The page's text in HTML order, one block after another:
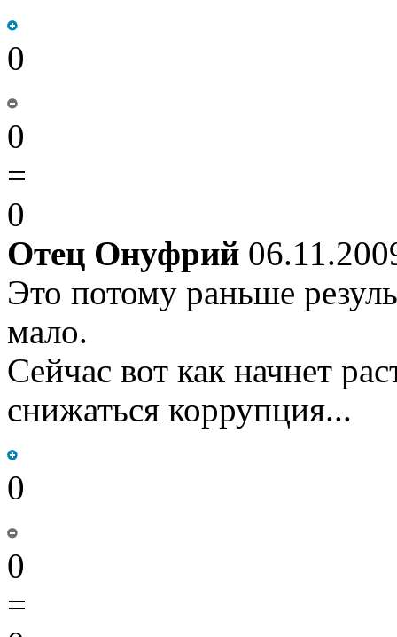
0
0
=
0
Отец Онуфрий
Это потому раньше
мало.
Сейчас вот как начнет
снижаться коррупция...
0
0
=